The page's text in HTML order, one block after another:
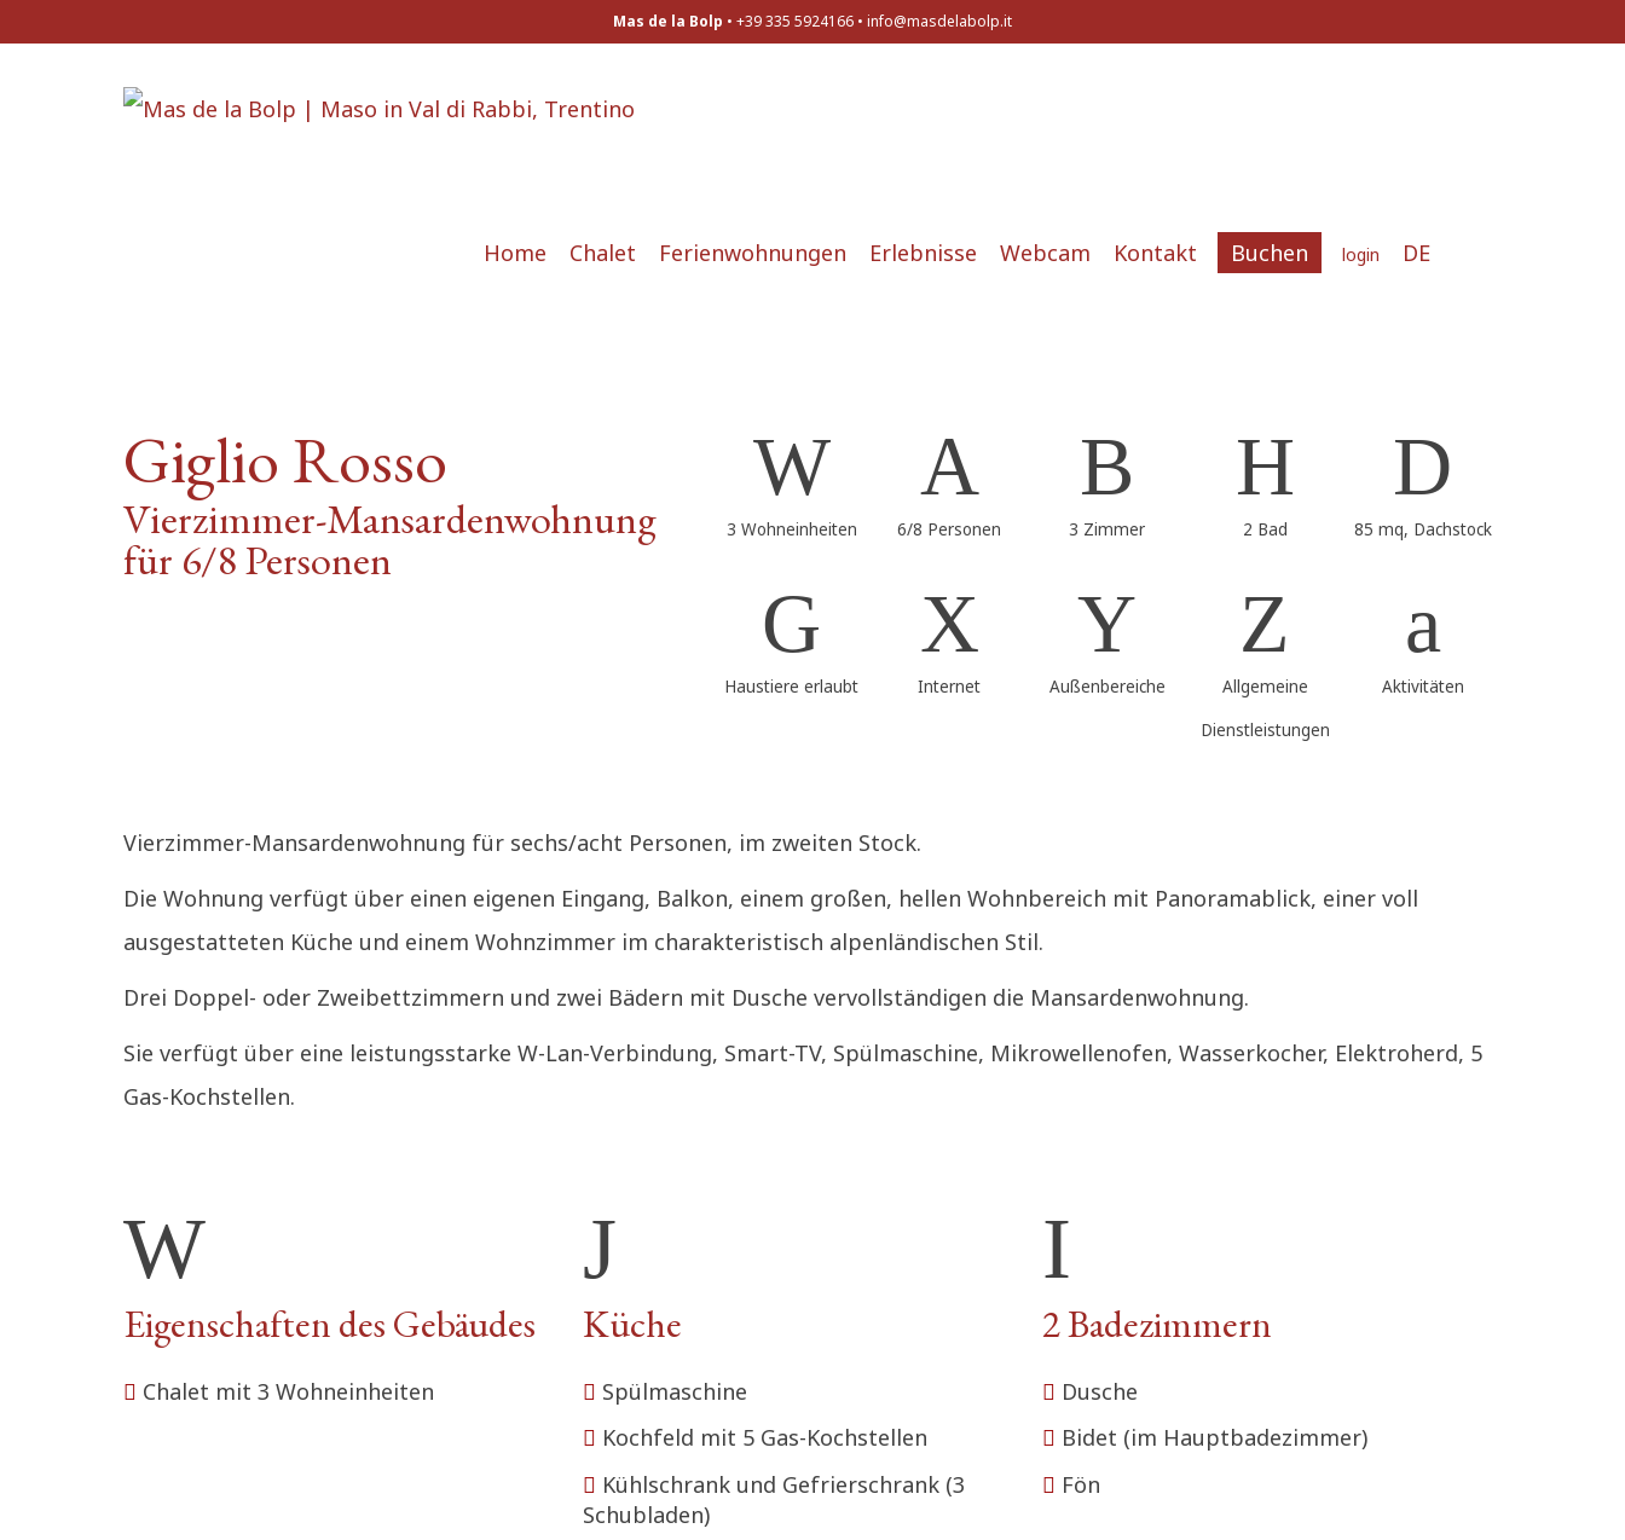
Mas de la Bolp • +39 335 5924166 • info@masdelabolp.it
Home Chalet Ferienwohnungen Erlebnisse Webcam Kontakt Buchen login DE
Giglio Rosso
Vierzimmer-Mansardenwohnung
für 6/8 Personen
3 Wohneinheiten 6/8 Personen 3 Zimmer 2 Bad 85 mq, Dachstock
Haustiere erlaubt Internet Außenbereiche
Allgemeine
Dienstleistungen
Aktivitäten
Vierzimmer-Mansardenwohnung für sechs/acht Personen, im zweiten Stock.
Die Wohnung verfügt über einen eigenen Eingang, Balkon, einem großen, hellen Wohnbereich mit Panoramablick, einer voll
ausgestatteten Küche und einem Wohnzimmer im charakteristisch alpenländischen Stil.
Drei Doppel- oder Zweibettzimmern und zwei Bädern mit Dusche vervollständigen die Mansardenwohnung.
Sie verfügt über eine leistungsstarke W-Lan-Verbindung, Smart-TV, Spülmaschine, Mikrowellenofen, Wasserkocher, Elektroherd, 5
Gas-Kochstellen.
Eigenschaften des Gebäudes
Chalet mit 3 Wohneinheiten
Küche
Spülmaschine
Kochfeld mit 5 Gas-Kochstellen
Kühlschrank und Gefrierschrank (3
Schubladen)
2 Badezimmern
Dusche
Bidet (im Hauptbadezimmer)
Fön